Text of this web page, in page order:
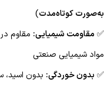
به‌صورت کوتاه‌مدت)
✅مقاومت شیمیایی: مقاوم
مواد شیمیایی صنعتی
✅ بدون خوردگی: بدون اسید،